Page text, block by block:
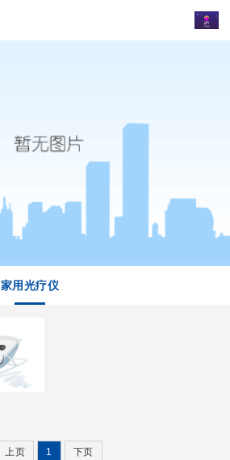
家用光疗仪
上页 1 下页